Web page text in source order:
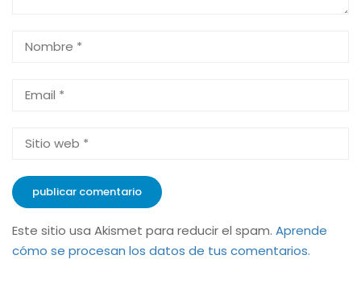
Este sitio usa Akismet para reducir el spam. Aprende
cómo se procesan los datos de tus comentarios.